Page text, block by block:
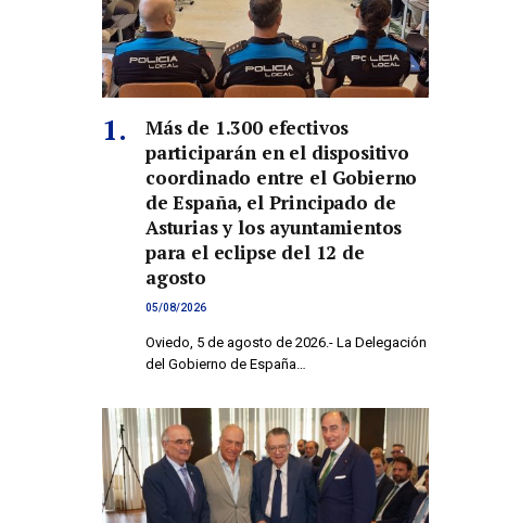
Más de 1.300 efectivos
participarán en el dispositivo
coordinado entre el Gobierno
de España, el Principado de
Asturias y los ayuntamientos
para el eclipse del 12 de
agosto
05/08/2026
Oviedo, 5 de agosto de 2026.- La Delegación
del Gobierno de España…